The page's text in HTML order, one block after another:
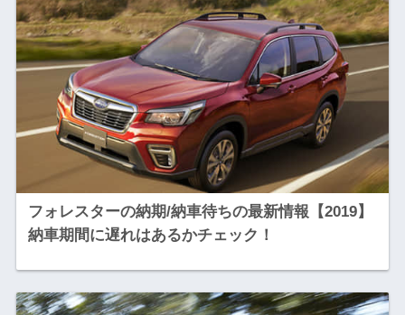
フォレスターの納期/納車待ちの最新情報【2019】
納車期間に遅れはあるかチェック！